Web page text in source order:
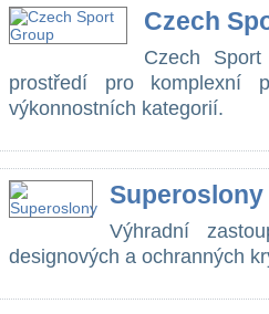
Czech
Czech
prostředí pro komplexní
výkonnostních kategorií.
Superoslony
Výhradní
designových a ochranných